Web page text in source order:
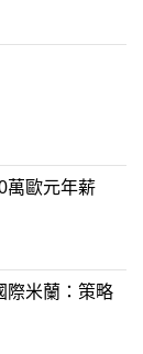
萬歐元年薪
際米蘭：策略